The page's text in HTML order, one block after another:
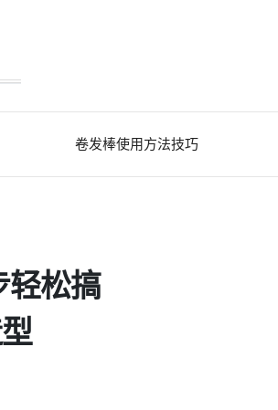
卷发棒使用方法技巧
轻松搞